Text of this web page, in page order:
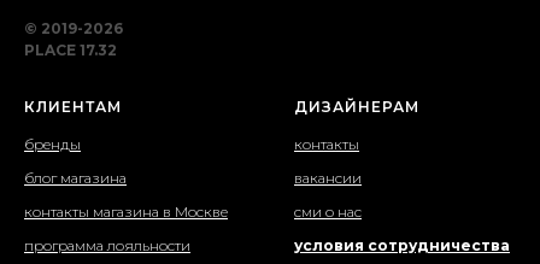
© 2019-2026
PLACE 17.32
КЛИЕНТАМ
бренды
блог магазина
контакты магазина в Москве
программа лояльности
ДИЗАЙНЕРАМ
контакты
вакансии
сми о нас
условия сотрудничества